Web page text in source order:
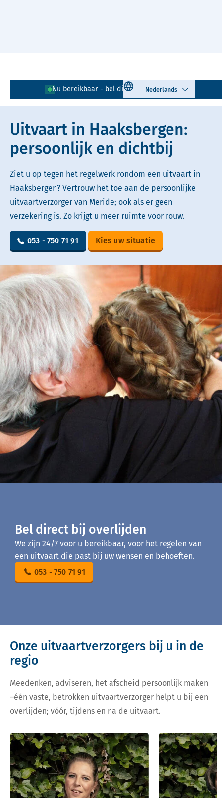
Nu bereikbaar - bel direct! 053 - 750 71 91
Select language
Lees voor Uitleg woorden
Simpele tekst
Uitvaart in Haaksbergen:
persoonlijk en dichtbij
Ziet u op tegen het regelwerk rondom een uitvaart in
Haaksbergen? Vertrouw het toe aan de persoonlijke
uitvaartverzorger van Meride; ook als er geen
verzekering is. Zo krijgt u meer ruimte voor rouw.
053 - 750 71 91 Kies uw situatie
Bel direct bij overlijden
We zijn 24/7 voor u bereikbaar, voor het regelen van
een uitvaart die past bij uw wensen en behoeften.
053 - 750 71 91
Onze uitvaartverzorgers bij u in de
regio
Meedenken, adviseren, het afscheid persoonlijk maken
–één vaste, betrokken uitvaartverzorger helpt u bij een
overlijden; vóór, tijdens en na de uitvaart.